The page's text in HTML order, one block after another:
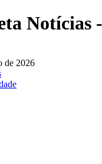
Notícias
de 2026